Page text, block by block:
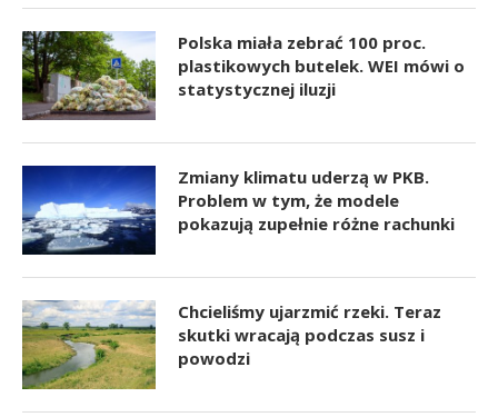
Polska miała zebrać 100 proc.
plastikowych butelek. WEI mówi o
statystycznej iluzji
Zmiany klimatu uderzą w PKB.
Problem w tym, że modele
pokazują zupełnie różne rachunki
Chcieliśmy ujarzmić rzeki. Teraz
skutki wracają podczas susz i
powodzi